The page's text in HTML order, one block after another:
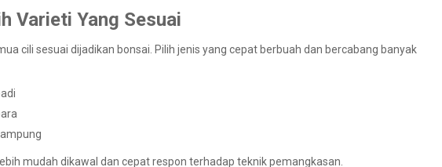
Varieti Yang Sesuai
cili sesuai dijadikan bonsai. Pilih jenis yang cepat berbuah dan bercabang banyak
mudah dikawal dan cepat respon terhadap teknik pemangkasan.